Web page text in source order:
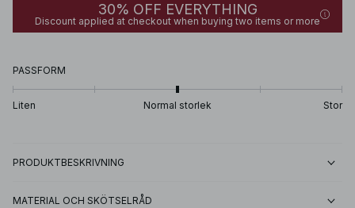
30% OFF EVERYTHING
Discount applied at checkout when buying two items or more
PASSFORM
Liten Normal storlek Stor
PRODUKTBESKRIVNING
MATERIAL OCH SKÖTSELRÅD